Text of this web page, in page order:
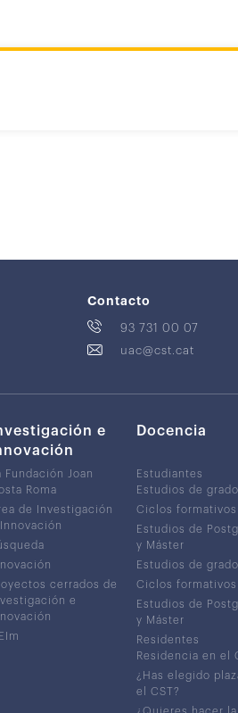
Contacto
93 731 00 07
uac@cst.cat
e
Fundación Joan
Roma
de Investigación
cerrados de
e
Docencia
Estudiantes
Estudios de grado
Ciclos formativos
Estudios de
y Máster
Estudios de grado
Ciclos formativos
Estudios de
y Máster
Residentes
Residencia en el
¿Has elegido
el CST?